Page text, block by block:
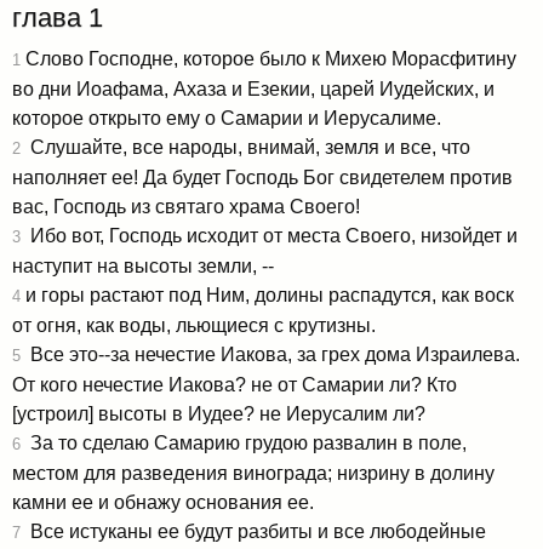
глава 1
1 Слово Господне, которое было к Михею Морасфитину
во дни Иоафама, Ахаза и Езекии, царей Иудейских, и
которое открыто ему о Самарии и Иерусалиме.
2 Слушайте, все народы, внимай, земля и все, что
наполняет ее! Да будет Господь Бог свидетелем против
вас, Господь из святаго храма Своего!
3 Ибо вот, Господь исходит от места Своего, низойдет и
наступит на высоты земли, --
4 и горы растают под Ним, долины распадутся, как воск
от огня, как воды, льющиеся с крутизны.
5 Все это--за нечестие Иакова, за грех дома Израилева.
От кого нечестие Иакова? не от Самарии ли? Кто
[устроил] высоты в Иудее? не Иерусалим ли?
6 За то сделаю Самарию грудою развалин в поле,
местом для разведения винограда; низрину в долину
камни ее и обнажу основания ее.
7 Все истуканы ее будут разбиты и все любодейные